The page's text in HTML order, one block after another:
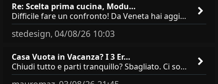
Re: Scelta prima cucina, Modu…
Difficile fare un confronto! Da Veneta hai aggiunto i pensili a tutta altezza e una colonna dispensa da 30, che da soli
stedesign, 04/08/26 10:03
Casa Vuota in Vacanza? I 3 Er…
Chiudi tutto e parti tranquillo? Sbagliato. Ci sono 3 comportamenti che dicono ai ladri &quot;sono via per due settimane